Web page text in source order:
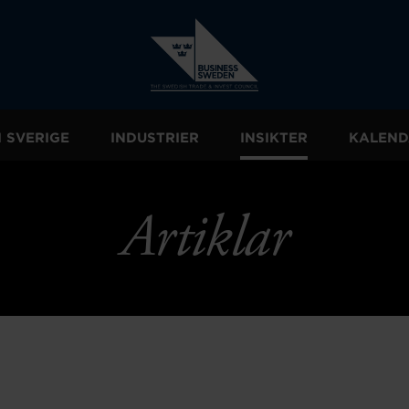
SVERIGE INDUSTRIER INSIKTER
Artiklar